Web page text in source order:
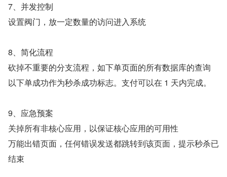
7、并发控制
设置阀门，放一定数量的访问进入系统
8、简化流程
砍掉不重要的分支流程，如下单页面的所有数据库的查询
以下单成功作为秒杀成功标志。支付可以在 1 天内完成。
9、应急预案
关掉所有非核心应用，以保证核心应用的可用性
万能出错页面，任何错误发送都跳转到该页面，提示秒杀已
结束